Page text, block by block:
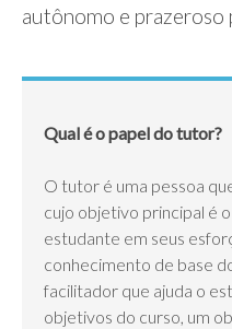
autônomo e prazeroso
Qual é o papel do tutor?
O tutor é uma pessoa
cujo objetivo principal é
estudante em seus
conhecimento de base
facilitador que ajuda o
objetivos do curso, um